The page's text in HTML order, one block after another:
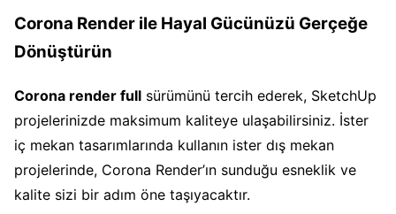
Corona Render ile Hayal Gücünüzü Gerçeğe
Dönüştürün
Corona render full sürümünü tercih ederek, SketchUp
projelerinizde maksimum kaliteye ulaşabilirsiniz. İster
iç mekan tasarımlarında kullanın ister dış mekan
projelerinde, Corona Render’ın sunduğu esneklik ve
kalite sizi bir adım öne taşıyacaktır.